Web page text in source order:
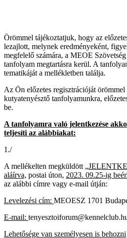
Örömmel tájékoztatjuk, hogy az
lezajlott, melynek eredményeként,
megfelelő számára, a MEOE
tanfolyam megtartásra kerül. A
tematikáját a mellékletben találja.
Az Ön előzetes regisztrációját
kutyatenyésztő tanfolyamunkra,
be.
A tanfolyamra való jelentkezése
teljesíti az alábbiakat:
1./
A mellékelten megküldött „
aláírva, postai úton, 2023. 09.25-ig
az alábbi címre vagy e-mail útján:
Levelezési cím: MEOESZ 1701
E-mail:
Lehetősége van személyesen is behozni